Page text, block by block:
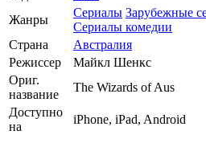
Жанры
Сериалы Зарубежные
Сериалы комедии
Страна
Австралия
Режиссер
Майкл Шенкс
Ориг.
название
The Wizards of Aus
Доступно
на
iPhone, iPad, Android